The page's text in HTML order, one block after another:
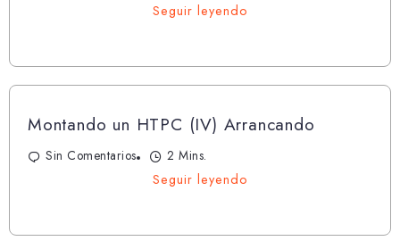
Seguir leyendo
Montando un HTPC (IV) Arrancando
Sin Comentarios
2 Mins.
Seguir leyendo